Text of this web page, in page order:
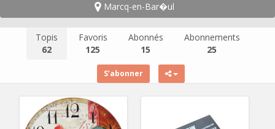
Marcq-en-Bar�ul
Topis
62
Favoris
125
Abonnés
15
Abonnements
25
S’abonner